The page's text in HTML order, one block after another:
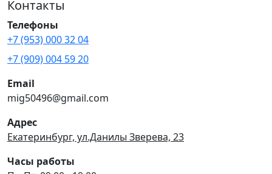
Контакты
Телефоны
+7 (953) 000 32 04
+7 (909) 004 59 20
Email
mig50496@gmail.com
Адрес
Екатеринбург, ул.Данилы Зверева, 23
Часы работы